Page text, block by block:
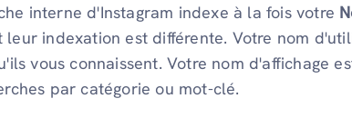
interne d'Instagram indexe à la fois votre
indexation est différente. Votre nom
vous connaissent. Votre nom d'affichage
par catégorie ou mot-clé.